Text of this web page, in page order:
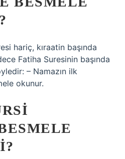
hariç, kıraatin başında
Fatiha Suresinin başında
– Namazın ilk
okunur.